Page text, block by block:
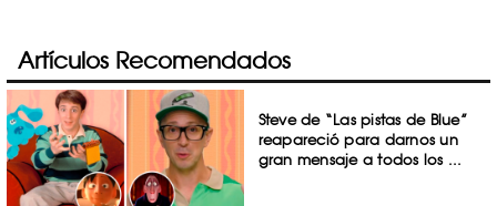
Artículos Recomendados
Steve de “Las pistas de Blue”
reapareció para darnos un
gran mensaje a todos los ...